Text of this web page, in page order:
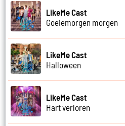
LikeMe Cast
Goeiemorgen morgen
LikeMe Cast
Halloween
LikeMe Cast
Hart verloren